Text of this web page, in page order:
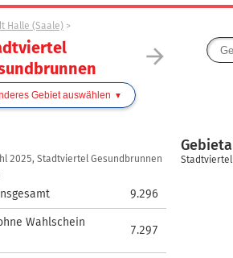
arrow_forward
Halle (Saale)
Gebiet auswählen
2025, Stadtviertel Gesundbrunnen
9.296
Wahlschein
7.297